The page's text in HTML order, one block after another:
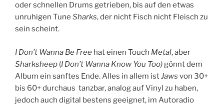
oder schnellen Drums getrieben, bis auf den etwas
unruhigen Tune Sharks, der nicht Fisch nicht Fleisch zu
sein scheint.
I Don’t Wanna Be Free hat einen Touch Metal, aber
Sharksheep (I Don’t Wanna Know You Too)gönnt dem
Album ein sanftes Ende. Alles in allem istJaws von 30+
bis 60+ durchaus tanzbar, analog auf Vinyl zu haben,
jedoch auch digital bestens geeignet, im Autoradio